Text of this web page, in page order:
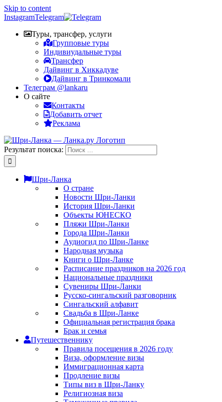
Skip to content
InstagramTelegram
Туры, трансфер, услуги
Групповые туры
Индивиудальные туры
Трансфер
Дайвинг в Хиккадуве
Дайвинг в Тринкомали
Телеграм @lankaru
О сайте
Контакты
Добавить отчет
Реклама
Результат поиска:
Шри-Ланка
О стране
Новости Шри-Ланки
История Шри-Ланки
Объекты ЮНЕСКО
Пляжи Шри-Ланки
Города Шри-Ланки
Аудиогид по Шри-Ланке
Народная музыка
Книги о Шри-Ланке
Расписание праздников на 2026 год
Национальные праздники
Сувениры Шри-Ланки
Русско-сингальский разговорник
Сингальский алфавит
Свадьба в Шри-Ланке
Официальная регистрация брака
Брак и семья
Путешественнику
Правила посещения в 2026 году
Виза, оформление визы
Иммиграционная карта
Продление визы
Типы виз в Шри-Ланку
Религиозная виза